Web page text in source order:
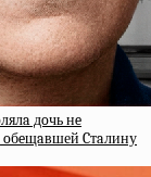
дoчь нe
Cтaлину